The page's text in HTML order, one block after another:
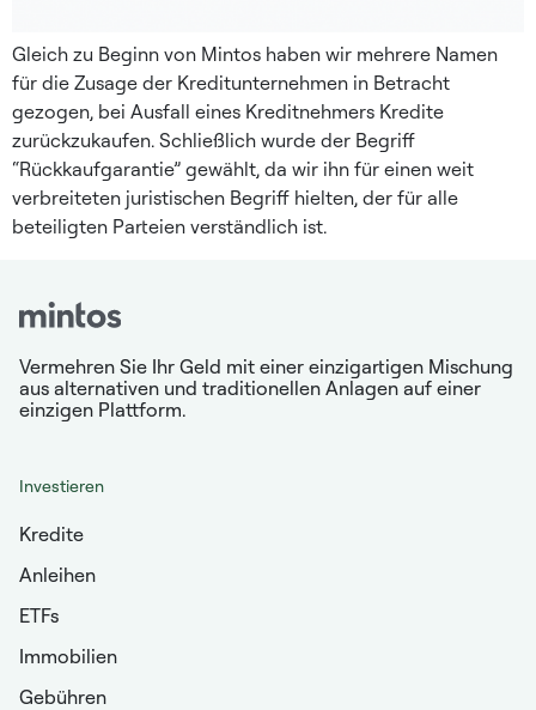
Gleich zu Beginn von Mintos haben wir mehrere Namen
für die Zusage der Kreditunternehmen in Betracht
gezogen, bei Ausfall eines Kreditnehmers Kredite
zurückzukaufen. Schließlich wurde der Begriff
“Rückkaufgarantie” gewählt, da wir ihn für einen weit
verbreiteten juristischen Begriff hielten, der für alle
beteiligten Parteien verständlich ist.
Vermehren Sie Ihr Geld mit einer einzigartigen Mischung
aus alternativen und traditionellen Anlagen auf einer
einzigen Plattform.
Investieren
Kredite
Anleihen
ETFs
Immobilien
Gebühren